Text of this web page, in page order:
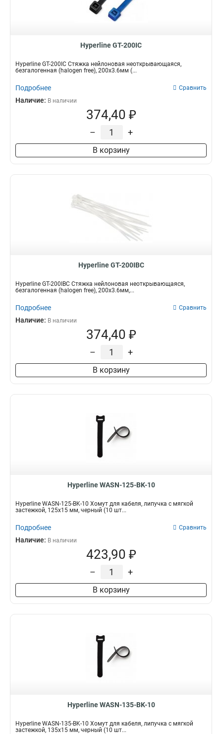
Hyperline GT-200IC
Hyperline GT-200IC Стяжка нейлоновая неоткрывающаяся,
безгалогенная (halogen free), 200x3.6мм (...
Подробнее Сравнить
Наличие: В наличии
374,40 ₽
– +
В корзину
Hyperline GT-200IBC
Hyperline GT-200IBC Стяжка нейлоновая неоткрывающаяся,
безгалогенная (halogen free), 200x3.6мм,...
Подробнее Сравнить
Наличие: В наличии
374,40 ₽
– +
В корзину
Hyperline WASN-125-BK-10
Hyperline WASN-125-BK-10 Хомут для кабеля, липучка с мягкой
застежкой, 125x15 мм, черный (10 шт...
Подробнее Сравнить
Наличие: В наличии
423,90 ₽
– +
В корзину
Hyperline WASN-135-BK-10
Hyperline WASN-135-BK-10 Хомут для кабеля, липучка с мягкой
застежкой, 135x15 мм, черный (10 шт...